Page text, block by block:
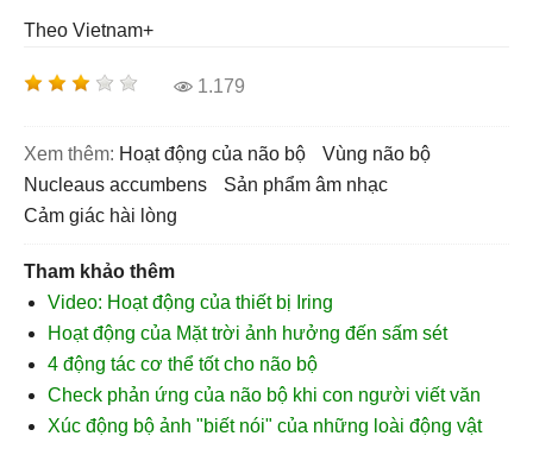
Theo Vietnam+
1.179
Xem thêm: Hoạt động của não bộ
vùng não bộ
nucleaus accumbens
sản phẩm âm nhạc
cảm giác hài lòng
Tham khảo thêm
Video: Hoạt động của thiết bị Iring
Hoạt động của Mặt trời ảnh hưởng đến sấm sét
4 động tác cơ thể tốt cho não bộ
Check phản ứng của não bộ khi con người viết văn
Xúc động bộ ảnh "biết nói" của những loài động vật